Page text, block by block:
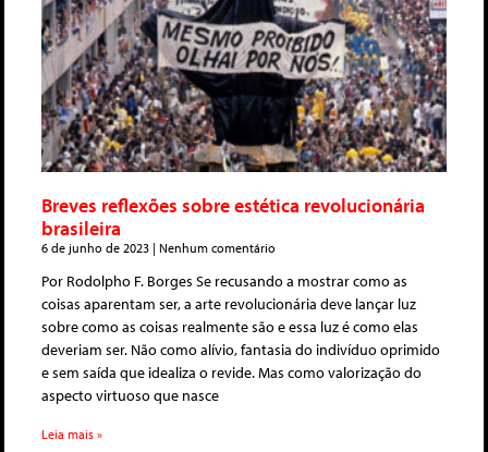
Breves reflexões sobre estética revolucionária
brasileira
6 de junho de 2023 Nenhum comentário
Por Rodolpho F. Borges Se recusando a mostrar como as
coisas aparentam ser, a arte revolucionária deve lançar luz
sobre como as coisas realmente são e essa luz é como elas
deveriam ser. Não como alívio, fantasia do indivíduo oprimido
e sem saída que idealiza o revide. Mas como valorização do
aspecto virtuoso que nasce
Leia mais »